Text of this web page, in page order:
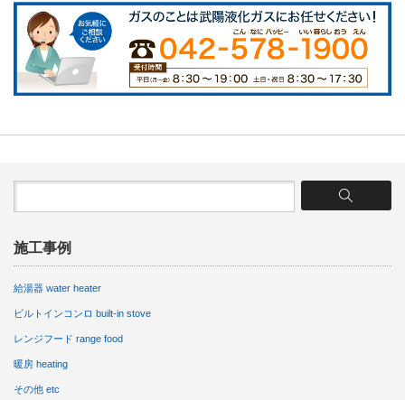
施工事例
給湯器 water heater
ビルトインコンロ built-in stove
レンジフード range food
暖房 heating
その他 etc